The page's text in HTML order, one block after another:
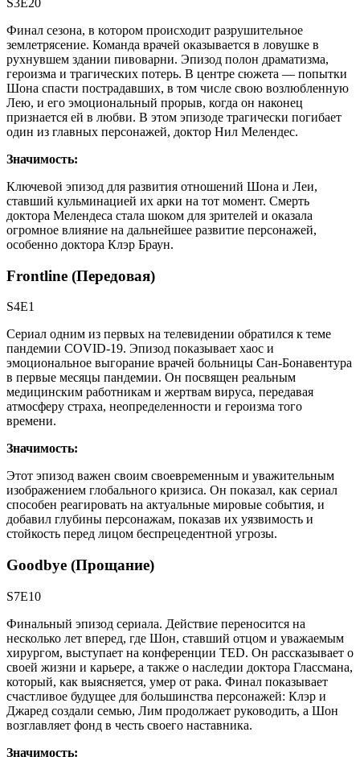
Финал сезона, в котором происходит разрушительное
землетрясение. Команда врачей оказывается в ловушке в
рухнувшем здании пивоварни. Эпизод полон драматизма,
героизма и трагических потерь. В центре сюжета — попытки
Шона спасти пострадавших, в том числе свою возлюбленную
Лею, и его эмоциональный прорыв, когда он наконец
признается ей в любви. В этом эпизоде трагически погибает
один из главных персонажей, доктор Нил Мелендес.
Значимость:
Ключевой эпизод для развития отношений Шона и Леи,
ставший кульминацией их арки на тот момент. Смерть
доктора Мелендеса стала шоком для зрителей и оказала
огромное влияние на дальнейшее развитие персонажей,
особенно доктора Клэр Браун.
Frontline (Передовая)
S4E1
Сериал одним из первых на телевидении обратился к теме
пандемии COVID-19. Эпизод показывает хаос и
эмоциональное выгорание врачей больницы Сан-Бонавентура
в первые месяцы пандемии. Он посвящен реальным
медицинским работникам и жертвам вируса, передавая
атмосферу страха, неопределенности и героизма того
времени.
Значимость:
Этот эпизод важен своим своевременным и уважительным
изображением глобального кризиса. Он показал, как сериал
способен реагировать на актуальные мировые события, и
добавил глубины персонажам, показав их уязвимость и
стойкость перед лицом беспрецедентной угрозы.
Goodbye (Прощание)
S7E10
Финальный эпизод сериала. Действие переносится на
несколько лет вперед, где Шон, ставший отцом и уважаемым
хирургом, выступает на конференции TED. Он рассказывает о
своей жизни и карьере, а также о наследии доктора Глассмана,
который, как выясняется, умер от рака. Финал показывает
счастливое будущее для большинства персонажей: Клэр и
Джаред создали семью, Лим продолжает руководить, а Шон
возглавляет фонд в честь своего наставника.
Значимость: